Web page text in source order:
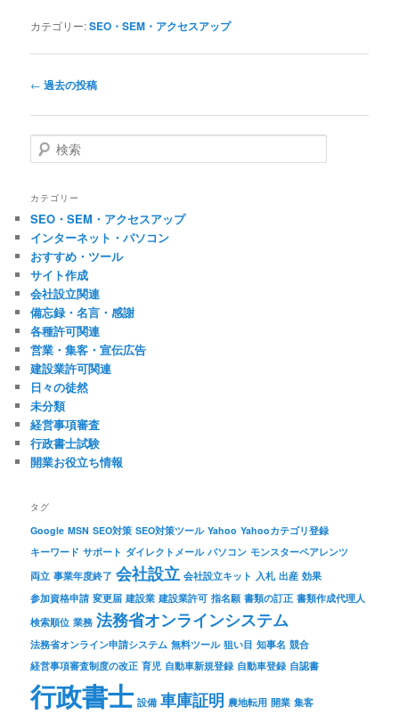
カテゴリー:SEO・SEM・アクセスアップ
投
ナ
ビ
ゲ
シ
ョ
ン
← 過去の投稿
検
索
カテゴリー
SEO・SEM・アクセスアップ
インターネット・パソコン
おすすめ・ツール
サイト作成
会社設立関連
備忘録・名言・感謝
各種許可関連
営業・集客・宣伝広告
建設業許可関連
日々の徒然
未分類
経営事項審査
行政書士試験
開業お役立ち情報
タグ
Google MSN SEO対策 SEO対策ツール Yahoo Yahooカテゴリ登録
キーワード サポート ダイレクトメール パソコン モンスターペアレンツ
両立 事業年度終了 会社設立 会社設立キット 入札 出産 効果
参加資格申請 変更届 建設業 建設業許可 指名願 書類の訂正 書類作成代理人
検索順位 業務 法務省オンラインシステム
法務省オンライン申請システム 無料ツール 狙い目 知事名 競合
経営事項審査制度の改正 育児 自動車新規登録 自動車登録 自認書
行政書士 設備 車庫証明 農地転用 開業 集客